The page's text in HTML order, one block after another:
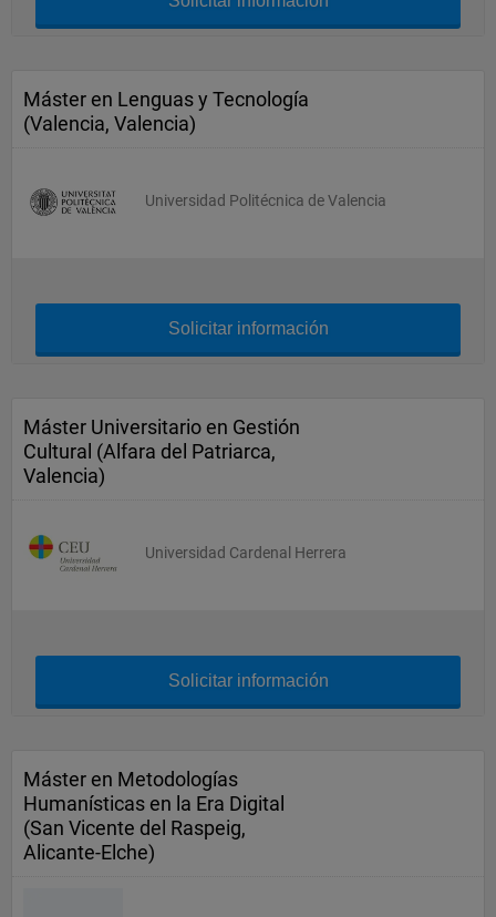
Máster en Lenguas y Tecnología
(Valencia, Valencia)
Universidad Politécnica de Valencia
Solicitar información
Máster Universitario en Gestión
Cultural (Alfara del Patriarca,
Valencia)
Universidad Cardenal Herrera
Solicitar información
Máster en Metodologías
Humanísticas en la Era Digital
(San Vicente del Raspeig,
Alicante-Elche)